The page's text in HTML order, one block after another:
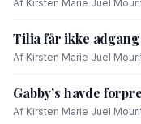
Af Kirsten Marie Juel
Tilia får ikke
Af Kirsten Marie Juel
Gabby’s havde
Af Kirsten Marie Juel